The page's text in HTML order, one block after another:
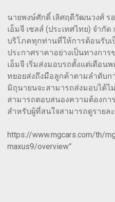
นายพงษ์ศักดิ์ เลิศฤดีวัฒนวงศ์ ร
เอ็มจี เซลส์ (ประเทศไทย) จำกั
บริโภคทุกท่านที่ให้การต้อนรับเ
ประกาศราคาอย่างเป็นทางการ
เอ็มจี เริ่มส่งมอบรถตั้งแต่เดือน
ทยอยส่งถึงมือลูกค้าตามลำดับก
มิถุนายนจะสามารถส่งมอบได้ไ
สามารถตอบสนองความต้องกา
สำหรับผู้ที่สนใจสามารถดูรายละ
https://www.mgcars.com/th/
maxus9/overview”